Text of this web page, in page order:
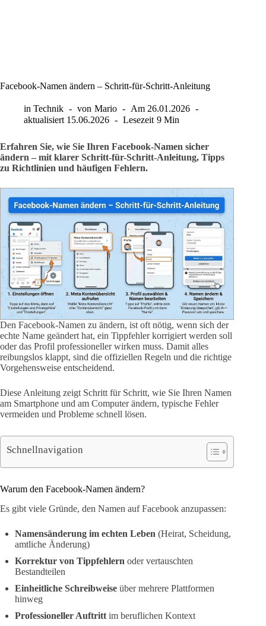
Facebook-Namen ändern – Schritt-für-Schritt-Anleitung
in Technik von Mario Am 26.01.2026
aktualisiert 15.06.2026 Lesezeit 9 Min
Erfahren Sie, wie Sie Ihren Facebook-Namen sicher
ändern – mit klarer Schritt-für-Schritt-Anleitung, Tipps
zu Richtlinien und häufigen Fehlern.
Den Facebook-Namen zu ändern, ist oft nötig, wenn sich der
echte Name geändert hat, ein Tippfehler korrigiert werden soll
oder das Profil professioneller wirken muss. Damit alles
reibungslos klappt, sind die offiziellen Regeln und die richtige
Vorgehensweise entscheidend.
Diese Anleitung zeigt Schritt für Schritt, wie Sie Ihren Namen
am Smartphone und am Computer ändern, typische Fehler
vermeiden und Probleme schnell lösen.
Schnellnavigation
Warum den Facebook-Namen ändern?
Es gibt viele Gründe, den Namen auf Facebook anzupassen:
Namensänderung im echten Leben (Heirat, Scheidung,
amtliche Änderung)
Korrektur von Tippfehlern oder vertauschten
Bestandteilen
Einheitliche Schreibweise über mehrere Plattformen
hinweg
Professioneller Auftritt im beruflichen Kontext